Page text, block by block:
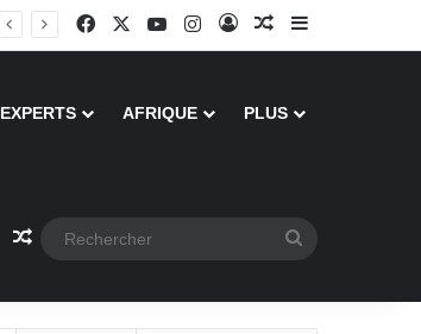
FacebookYouTubeInstagramConnexion
Article Aléatoire
Sidebar
EXPERTS AFRIQUE PLUS
Article Aléatoire